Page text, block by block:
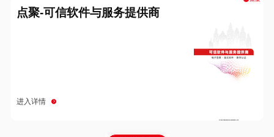
点聚-可信软件与服务提供商
进入详情